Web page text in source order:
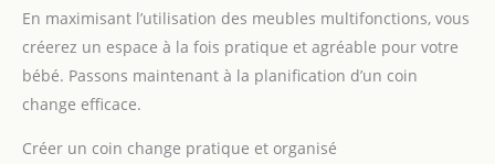
En maximisant l’utilisation des meubles multifonctions, vous
créerez un espace à la fois pratique et agréable pour votre
bébé. Passons maintenant à la planification d’un coin
change efficace.
Créer un coin change pratique et organisé